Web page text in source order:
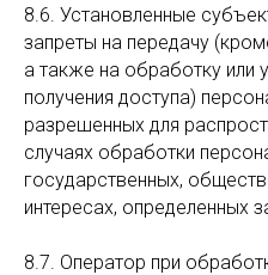
8.6. Установленные
запреты на передачу
а также на обработку или
получения доступа)
разрешенных для
случаях обработки
государственных,
интересах, определенных
8.7. Оператор при